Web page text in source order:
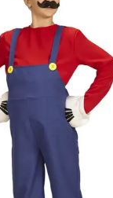
Egyéb